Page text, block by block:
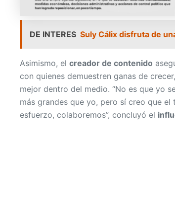
DE INTERES Suly Cálix disfruta de
Asimismo, el creador de contenido
con quienes demuestren ganas de
mejor dentro del medio. “No es que yo
más grandes que yo, pero sí creo que
esfuerzo, colaboremos”, concluyó el